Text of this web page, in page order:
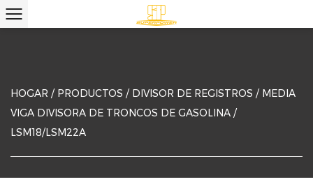
HOGAR / PRODUCTOS / DIVISOR DE REGISTROS / MEDIA
VIGA DIVISORA DE TRONCOS DE GASOLINA /
LSM18/LSM22A